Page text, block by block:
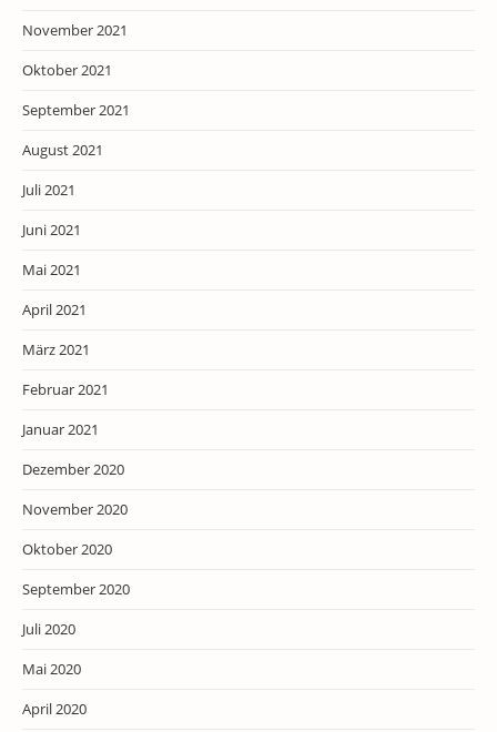
November 2021
Oktober 2021
September 2021
August 2021
Juli 2021
Juni 2021
Mai 2021
April 2021
März 2021
Februar 2021
Januar 2021
Dezember 2020
November 2020
Oktober 2020
September 2020
Juli 2020
Mai 2020
April 2020